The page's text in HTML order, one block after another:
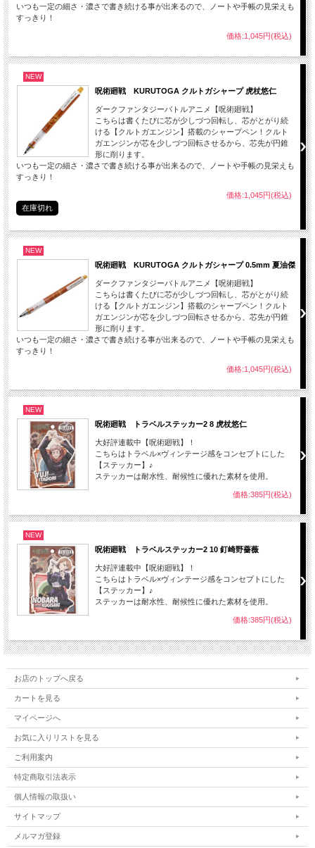
いつも一定の細さ・濃さで書き続ける事が出来るので、ノートや手帳の見栄えも
すっきり！
価格:1,045円(税込)
NEW
呪術廻戦 KURUTOGA クルトガシャープ 虎杖悠仁
ダークファンタジーバトルアニメ【呪術廻戦】
こちらは書くたびに芯が少しづつ回転し、芯がとがり続
ける【クルトガエンジン】搭載のシャープペン！クルト
ガエンジンが芯を少しづつ回転させるから、芯先が円錐
形に削ります。
いつも一定の細さ・濃さで書き続ける事が出来るので、ノートや手帳の見栄えも
すっきり！
価格:1,045円(税込)
在庫切れ
NEW
呪術廻戦 KURUTOGA クルトガシャープ 0.5mm 夏油傑
ダークファンタジーバトルアニメ【呪術廻戦】
こちらは書くたびに芯が少しづつ回転し、芯がとがり続
ける【クルトガエンジン】搭載のシャープペン！クルト
ガエンジンが芯を少しづつ回転させるから、芯先が円錐
形に削ります。
いつも一定の細さ・濃さで書き続ける事が出来るので、ノートや手帳の見栄えも
すっきり！
価格:1,045円(税込)
NEW
呪術廻戦 トラベルステッカー2 8 虎杖悠仁
大好評連載中【呪術廻戦】！
こちらはトラベル×ヴィンテージ感をコンセプトにした
【ステッカー】♪
ステッカーは耐水性、耐候性に優れた素材を使用。
価格:385円(税込)
NEW
呪術廻戦 トラベルステッカー2 10 釘崎野薔薇
大好評連載中【呪術廻戦】！
こちらはトラベル×ヴィンテージ感をコンセプトにした
【ステッカー】♪
ステッカーは耐水性、耐候性に優れた素材を使用。
価格:385円(税込)
お店のトップへ戻る
カートを見る
マイページへ
お気に入りリストを見る
ご利用案内
特定商取引法表示
個人情報の取扱い
サイトマップ
メルマガ登録